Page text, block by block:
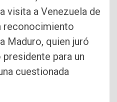
visita a Venezuela de
reconocimiento
Maduro, quien juró
para un
cuestionada